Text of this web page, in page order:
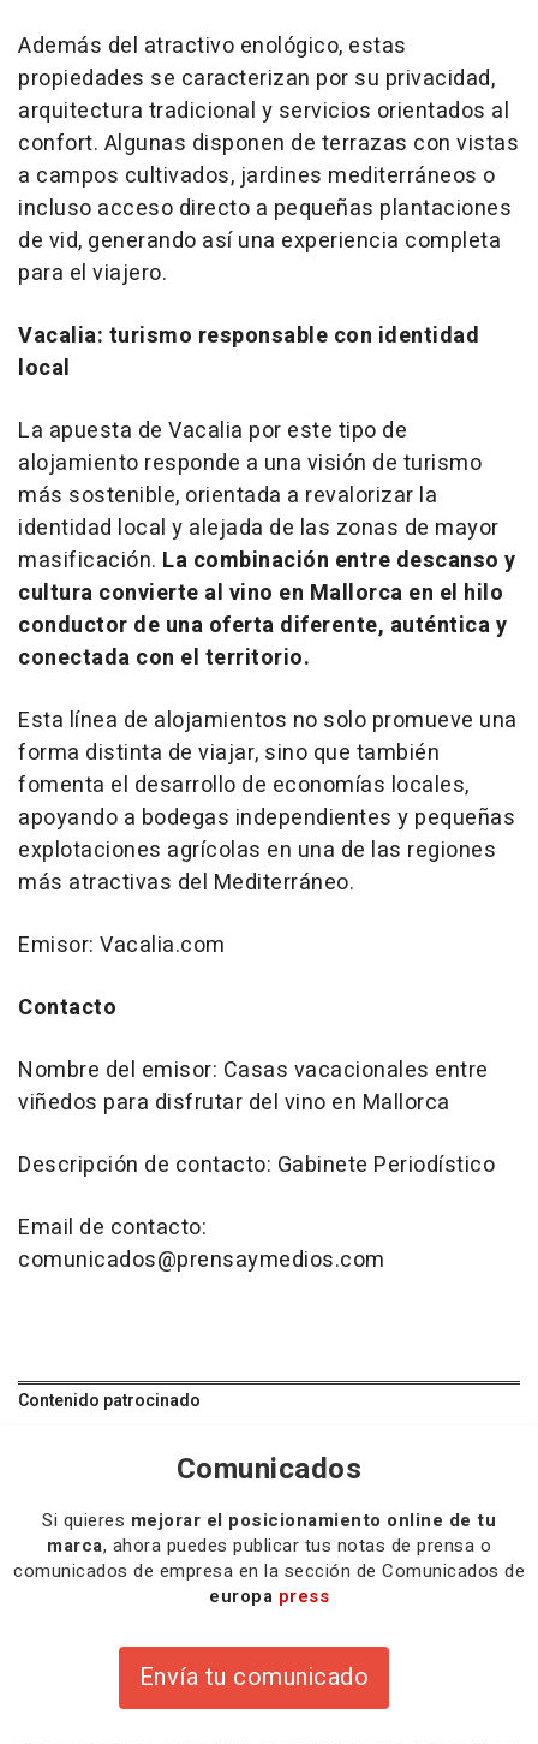
Además del atractivo enológico, estas
propiedades se caracterizan por su privacidad,
arquitectura tradicional y servicios orientados al
confort. Algunas disponen de terrazas con vistas
a campos cultivados, jardines mediterráneos o
incluso acceso directo a pequeñas plantaciones
de vid, generando así una experiencia completa
para el viajero.
Vacalia: turismo responsable con identidad
local
La apuesta de Vacalia por este tipo de
alojamiento responde a una visión de turismo
más sostenible, orientada a revalorizar la
identidad local y alejada de las zonas de mayor
masificación. La combinación entre descanso y
cultura convierte al vino en Mallorca en el hilo
conductor de una oferta diferente, auténtica y
conectada con el territorio.
Esta línea de alojamientos no solo promueve una
forma distinta de viajar, sino que también
fomenta el desarrollo de economías locales,
apoyando a bodegas independientes y pequeñas
explotaciones agrícolas en una de las regiones
más atractivas del Mediterráneo.
Emisor: Vacalia.com
Contacto
Nombre del emisor: Casas vacacionales entre
viñedos para disfrutar del vino en Mallorca
Descripción de contacto: Gabinete Periodístico
Email de contacto:
comunicados@prensaymedios.com
Contenido patrocinado
Comunicados
Si quieres mejorar el posicionamiento online de tu
marca, ahora puedes publicar tus notas de prensa o
comunicados de empresa en la sección de Comunicados de
europa press
Envía tu comunicado